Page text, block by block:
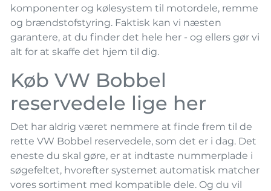
komponenter og kølesystem til motordele, remme
og brændstofstyring. Faktisk kan vi næsten
garantere, at du finder det hele her - og ellers gør vi
alt for at skaffe det hjem til dig.
Køb VW Bobbel
reservedele lige her
Det har aldrig været nemmere at finde frem til de
rette VW Bobbel reservedele, som det er i dag. Det
eneste du skal gøre, er at indtaste nummerplade i
søgefeltet, hvorefter systemet automatisk matcher
vores sortiment med kompatible dele. Og du vil